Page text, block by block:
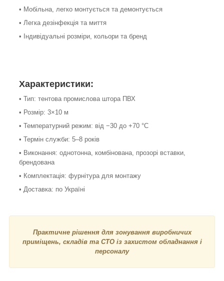
• Мобільна, легко монтується та демонтується
• Легка дезінфекція та миття
• Індивідуальні розміри, кольори та бренд
Характеристики:
• Тип: тентова промислова штора ПВХ
• Розмір: 3×10 м
• Температурний режим: від −30 до +70 °С
• Термін служби: 5–8 років
• Виконання: однотонна, комбінована, прозорі вставки,
брендована
• Комплектація: фурнітура для монтажу
• Доставка: по Україні
Практичне рішення для зонування виробничих
приміщень, складів та СТО із захистом обладнання і
персоналу